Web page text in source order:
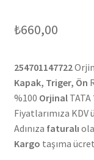
₺660,00
254701147722
Kapak, Triger, Ön
%100 OrjinalTATA
Fiyatlarımıza
Adınıza faturalı
Kargo taşıma